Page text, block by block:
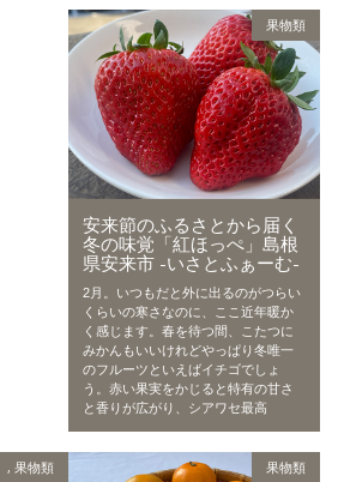
果物類
安来節のふるさとから届く
冬の味覚「紅ほっぺ」島根
県安来市 -いさとふぁーむ-
2月。いつもだと外に出るのがつらい
くらいの寒さなのに、ここ近年暖か
く感じます。春を待つ間、こたつに
みかんもいいけれどやっぱり冬唯一
のフルーツといえばイチゴでしょ
う。赤い果実をかじると特有の甘さ
と香りが広がり、シアワセ最高
,果物類 果物類